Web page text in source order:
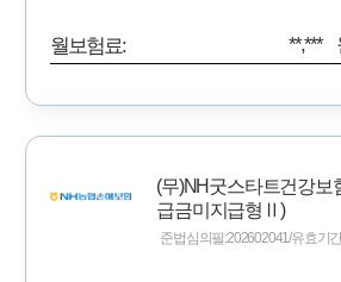
월보험료: **,***
(무)NH굿스타트건강보
급금미지급형Ⅱ)
준법심의필:202602041/유효기